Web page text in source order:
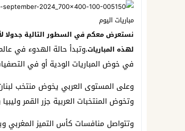
مباريات اليوم
لهذه المباريات.وتبدأ حالة الهدوء في
في خوض المباريات الودية أو في
وعلى المستوى العربي يخوض منتخب
وتخوض المنتخبات العربية جزر القمر
وتتواصل منافسات كأس التميز المغربي